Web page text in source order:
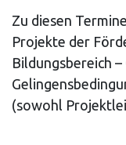
Zu diesen
Projekte der
Bildungsbereich
(sowohl